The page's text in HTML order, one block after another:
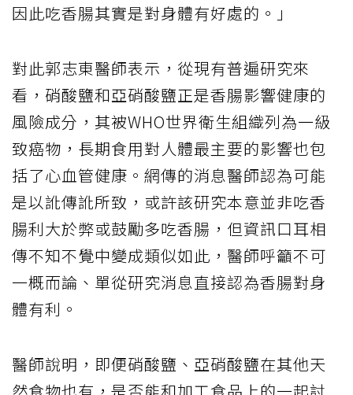
因此吃香腸其實是對身體有好處的。」
對此郭志東醫師表示，從現有普遍研究來
看，硝酸鹽和亞硝酸鹽正是香腸影響健康的
風險成分，其被WHO世界衛生組織列為一級
致癌物，長期食用對人體最主要的影響也包
括了心血管健康。網傳的消息醫師認為可能
是以訛傳訛所致，或許該研究本意並非吃香
腸利大於弊或鼓勵多吃香腸，但資訊口耳相
傳不知不覺中變成類似如此，醫師呼籲不可
一概而論、單從研究消息直接認為香腸對身
體有利。
醫師說明，即便硝酸鹽、亞硝酸鹽在其他天
然食物也有，是否能和加工食品上的一起討